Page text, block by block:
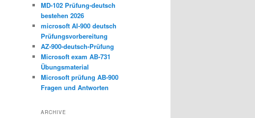
MD-102 Prüfung-deutsch
bestehen 2026
microsoft AI-900 deutsch
Prüfungsvorbereitung
AZ-900-deutsch-Prüfung
Microsoft exam AB-731
Übungsmaterial
Microsoft prüfung AB-900
Fragen und Antworten
ARCHIVE